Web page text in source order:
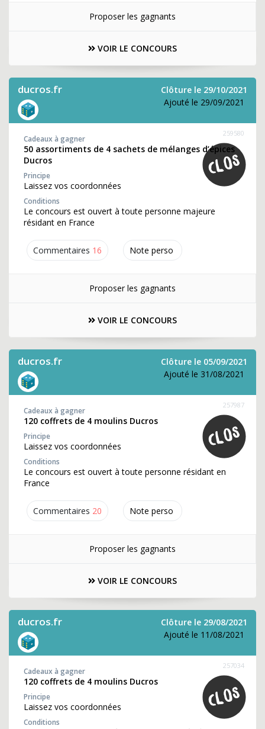
Proposer les gagnants
VOIR LE CONCOURS
ducros.fr
Clôture le 29/10/2021
Ajouté le 29/09/2021
Commentaires 16 Note perso
259580
Cadeaux à gagner
50 assortiments de 4 sachets de mélanges d’épices
Ducros
Principe
Laissez vos coordonnées
Conditions
Le concours est ouvert à toute personne majeure
résidant en France
Proposer les gagnants
VOIR LE CONCOURS
ducros.fr
Clôture le 05/09/2021
Ajouté le 31/08/2021
Commentaires 20 Note perso
257987
Cadeaux à gagner
120 coffrets de 4 moulins Ducros
Principe
Laissez vos coordonnées
Conditions
Le concours est ouvert à toute personne résidant en
France
Proposer les gagnants
VOIR LE CONCOURS
ducros.fr
Clôture le 29/08/2021
Ajouté le 11/08/2021
257034
Cadeaux à gagner
120 coffrets de 4 moulins Ducros
Principe
Laissez vos coordonnées
Conditions